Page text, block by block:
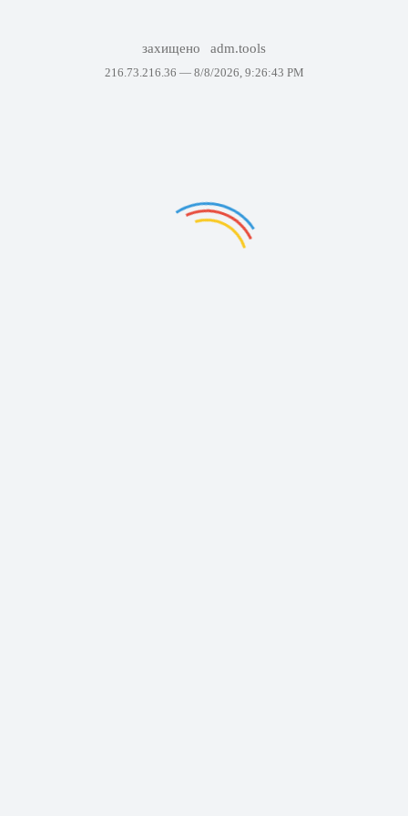
захищено adm.tools
216.73.216.36 — 8/8/2026, 9:26:43 PM